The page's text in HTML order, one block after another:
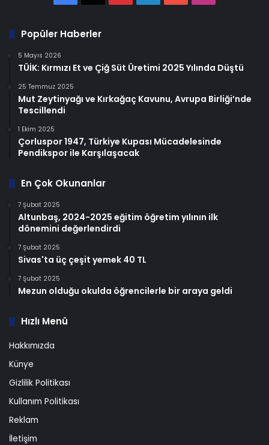
Popüler Haberler
5 Mayıs 2026
TÜİK: Kırmızı Et ve Çiğ Süt Üretimi 2025 Yılında Düştü
25 Temmuz 2025
Mut Zeytinyağı ve Kırkağaç Kavunu, Avrupa Birliği’nde
Tescillendi
1 Ekim 2025
Çorluspor 1947, Türkiye Kupası Mücadelesinde
Pendikspor ile Karşılaşacak
En Çok Okunanlar
7 Şubat 2025
Altunbaş, 2024-2025 eğitim öğretim yılının ilk
dönemini değerlendirdi
7 Şubat 2025
Sivas'ta üç çeşit yemek 40 TL
7 Şubat 2025
Mezun olduğu okulda öğrencilerle bir araya geldi
Hızlı Menü
Hakkımızda
Künye
Gizlilik Politikası
Kullanım Politikası
Reklam
İletişim